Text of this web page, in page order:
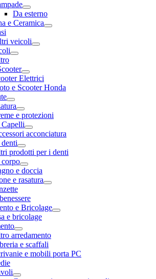
Da esterno
e Ceramica
veicoli
Elettrici
e Scooter Honda
e protezioni
acconciatura
prodotti per i denti
e doccia
e rasatura
e Bricolage
e bricolage
arredamento
e scaffali
e mobili porta PC